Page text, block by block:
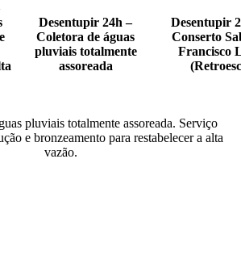
Desentupir 24h –
Coletora de águas
pluviais totalmente
assoreada
Desentupir
Conserto
Francisco
pluviais totalmente assoreada. Serviço
e bronzeamento para restabelecer a alta
vazão.